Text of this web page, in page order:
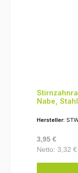
Nabe,
Hersteller:
Regulärer
3,95 €
Netto: 3,32 €